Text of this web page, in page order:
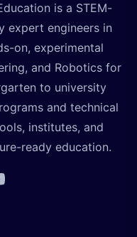
is a STEM-
expert engineers in
on, experimental
and Robotics for
to university
and technical
institutes, and
ready education.